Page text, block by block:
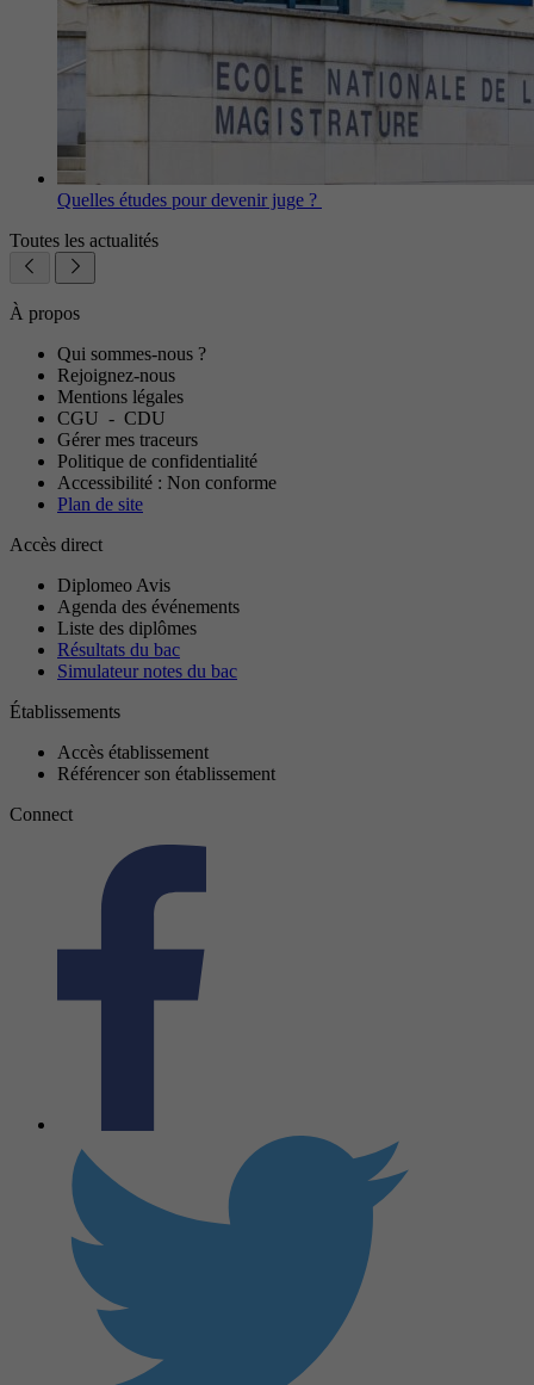
Quelles études pour devenir juge ?
Toutes les actualités
À propos
Qui sommes-nous ?
Rejoignez-nous
Mentions légales
CGU - CDU
Gérer mes traceurs
Politique de confidentialité
Accessibilité : Non conforme
Plan de site
Accès direct
Diplomeo Avis
Agenda des événements
Liste des diplômes
Résultats du bac
Simulateur notes du bac
Établissements
Accès établissement
Référencer son établissement
Connect